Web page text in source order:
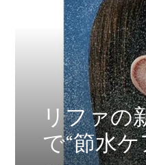
リファの
で“節水